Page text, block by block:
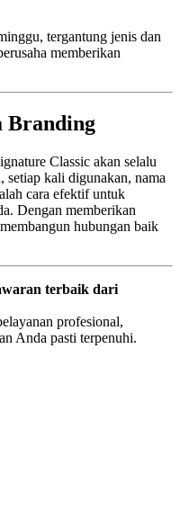
tergantung jenis dan
memberikan
Branding
Classic akan selalu
setiap kali digunakan, nama
cara efektif untuk
Dengan memberikan
hubungan baik
terbaik dari
profesional,
Anda pasti terpenuhi.